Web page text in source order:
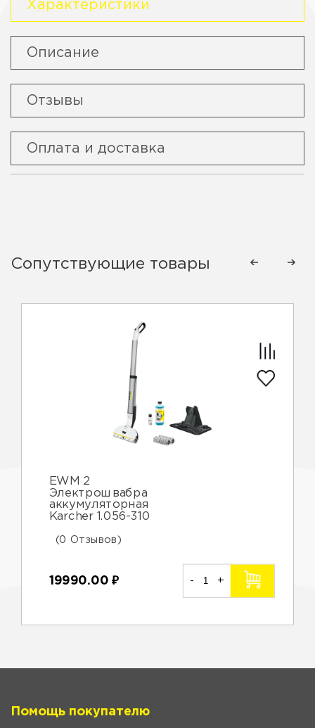
Характеристики
Описание
Отзывы
Оплата и доставка
Сопутствующие товары
EWM 2
Электрошвабра
аккумуляторная
Karcher 1.056-310
(0 Отзывов)
19990.00₽ - +
Помощь покупателю